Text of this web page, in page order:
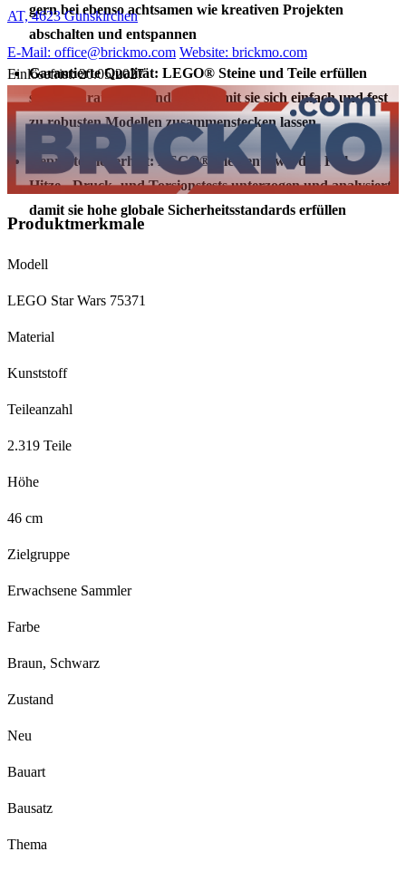
gern bei ebenso achtsamen wie kreativen Projekten
abschalten und entspannen
Garantierte Qualität: LEGO® Steine und Teile erfüllen
strenge Branchenstandards, damit sie sich einfach und fest
zu robusten Modellen zusammenstecken lassen
Geprüfte Sicherheit: LEGO® Elemente werden Fall-,
Hitze-, Druck- und Torsionstests unterzogen und analysiert,
damit sie hohe globale Sicherheitsstandards erfüllen
AT, 4623Gunskirchen
E-Mail: office@brickmo.com Website: brickmo.com
Einlösefrist: 20.05.2027
Produktmerkmale
Modell
LEGO Star Wars 75371
Material
Kunststoff
Teileanzahl
2.319 Teile
Höhe
46 cm
Zielgruppe
Erwachsene Sammler
Farbe
Braun, Schwarz
Zustand
Neu
Bauart
Bausatz
Thema